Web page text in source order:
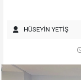
HÜSEYİN YETİŞ